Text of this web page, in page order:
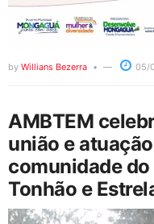
by Willians Bezerra 05/
AMBTEM
união e
comunidade
Tonhão e